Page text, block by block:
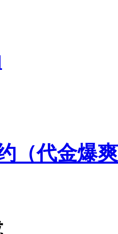
（代金爆